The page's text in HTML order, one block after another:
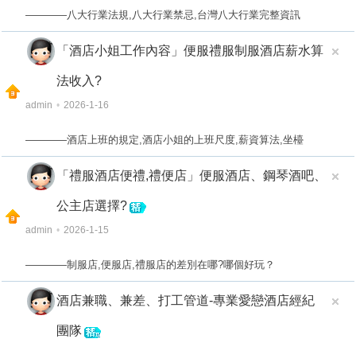
紀
————八大行業法規,八大行業禁忌,台灣八大行業完整資訊
「酒店小姐工作內容」便服禮服制服酒店薪水算
法收入?
admin • 2026-1-16
————酒店上班的規定,酒店小姐的上班尺度,薪資算法,坐檯
「禮服酒店便禮,禮便店」便服酒店、鋼琴酒吧、
公主店選擇?
admin • 2026-1-15
————制服店,便服店,禮服店的差別在哪?哪個好玩？
酒店兼職、兼差、打工管道-專業愛戀酒店經紀
團隊